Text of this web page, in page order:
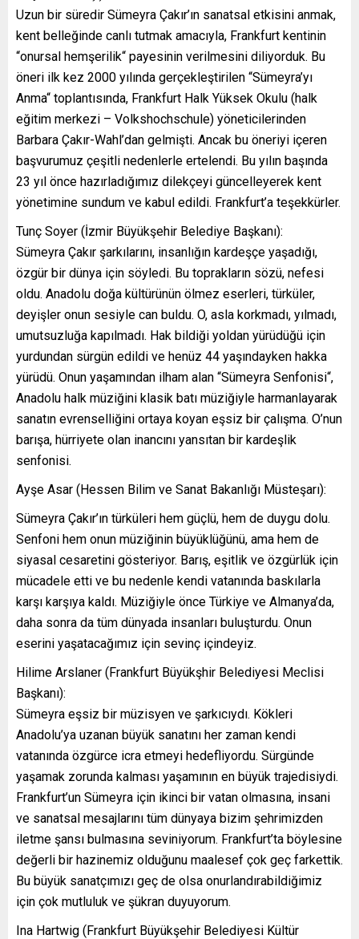
Uzun bir süredir Sümeyra Çakır’ın sanatsal etkisini anmak,
kent belleğinde canlı tutmak amacıyla, Frankfurt kentinin
“onursal hemşerilik“ payesinin verilmesini diliyorduk. Bu
öneri ilk kez 2000 yılında gerçekleştirilen “Sümeyra’yı
Anma“ toplantısında, Frankfurt Halk Yüksek Okulu (halk
eğitim merkezi – Volkshochschule) yöneticilerinden
Barbara Çakır-Wahl’dan gelmişti. Ancak bu öneriyi içeren
başvurumuz çeşitli nedenlerle ertelendi. Bu yılın başında
23 yıl önce hazırladığımız dilekçeyi güncelleyerek kent
yönetimine sundum ve kabul edildi. Frankfurt’a teşekkürler.
Tunç Soyer (İzmir Büyükşehir Belediye Başkanı):
Sümeyra Çakır şarkılarını, insanlığın kardeşçe yaşadığı,
özgür bir dünya için söyledi. Bu toprakların sözü, nefesi
oldu. Anadolu doğa kültürünün ölmez eserleri, türküler,
deyişler onun sesiyle can buldu. O, asla korkmadı, yılmadı,
umutsuzluğa kapılmadı. Hak bildiği yoldan yürüdüğü için
yurdundan sürgün edildi ve henüz 44 yaşındayken hakka
yürüdü. Onun yaşamından ilham alan “Sümeyra Senfonisi“,
Anadolu halk müziğini klasik batı müziğiyle harmanlayarak
sanatın evrenselliğini ortaya koyan eşsiz bir çalışma. O’nun
barışa, hürriyete olan inancını yansıtan bir kardeşlik
senfonisi.
Ayşe Asar (Hessen Bilim ve Sanat Bakanlığı Müsteşarı):
Sümeyra Çakır’ın türküleri hem güçlü, hem de duygu dolu.
Senfoni hem onun müziğinin büyüklüğünü, ama hem de
siyasal cesaretini gösteriyor. Barış, eşitlik ve özgürlük için
mücadele etti ve bu nedenle kendi vatanında baskılarla
karşı karşıya kaldı. Müziğiyle önce Türkiye ve Almanya’da,
daha sonra da tüm dünyada insanları buluşturdu. Onun
eserini yaşatacağımız için sevinç içindeyiz.
Hilime Arslaner (Frankfurt Büyükşhir Belediyesi Meclisi
Başkanı):
Sümeyra eşsiz bir müzisyen ve şarkıcıydı. Kökleri
Anadolu’ya uzanan büyük sanatını her zaman kendi
vatanında özgürce icra etmeyi hedefliyordu. Sürgünde
yaşamak zorunda kalması yaşamının en büyük trajedisiydi.
Frankfurt’un Sümeyra için ikinci bir vatan olmasına, insani
ve sanatsal mesajlarını tüm dünyaya bizim şehrimizden
iletme şansı bulmasına seviniyorum. Frankfurt’ta böylesine
değerli bir hazinemiz olduğunu maalesef çok geç farkettik.
Bu büyük sanatçımızı geç de olsa onurlandırabildiğimiz
için çok mutluluk ve şükran duyuyorum.
Ina Hartwig (Frankfurt Büyükşehir Belediyesi Kültür